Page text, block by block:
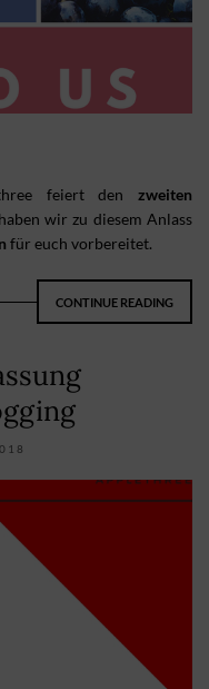
feiert den zweiten
haben wir zu diesem Anlass
für euch vorbereitet.
CONTINUE READING